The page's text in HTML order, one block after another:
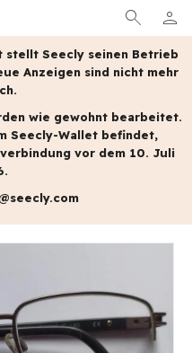
search person
MEIN
stellt Seecly seinen Betrieb
Anzeigen sind nicht mehr
wie gewohnt bearbeitet.
Seecly-Wallet befindet,
vor dem 10. Juli